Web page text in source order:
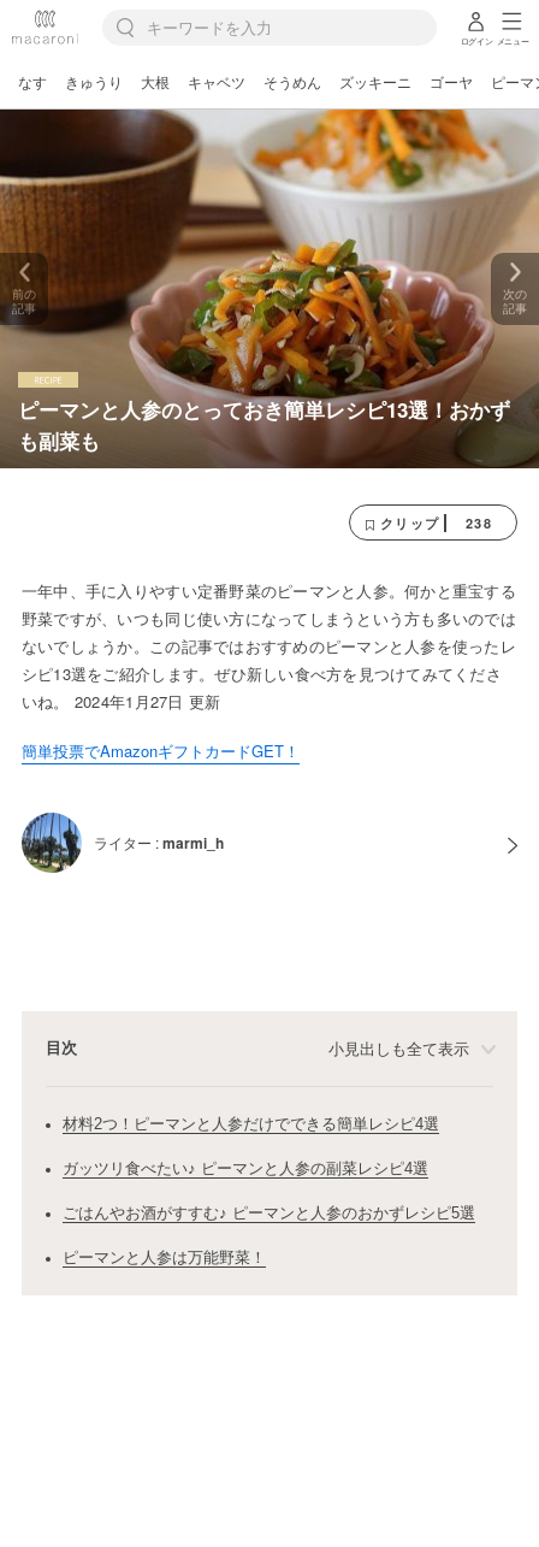
ログイン メニュー
なす きゅうり 大根 キャベツ そうめん ズッキーニ ゴーヤ ピーマ
ピーマンと人参のとっておき簡単レシピ13選！おかず
も副菜も
前の
記事
次の
記事
クリップ 238
一年中、手に入りやすい定番野菜のピーマンと人参。何かと重宝する
野菜ですが、いつも同じ使い方になってしまうという方も多いのでは
ないでしょうか。この記事ではおすすめのピーマンと人参を使ったレ
シピ13選をご紹介します。ぜひ新しい食べ方を見つけてみてくださ
いね。 2024年1月27日 更新
簡単投票でAmazonギフトカードGET！
ライター :marmi_h
目次 小見出しも全て表示
材料2つ！ピーマンと人参だけでできる簡単レシピ4選
ガッツリ食べたい♪ ピーマンと人参の副菜レシピ4選
ごはんやお酒がすすむ♪ ピーマンと人参のおかずレシピ5選
ピーマンと人参は万能野菜！